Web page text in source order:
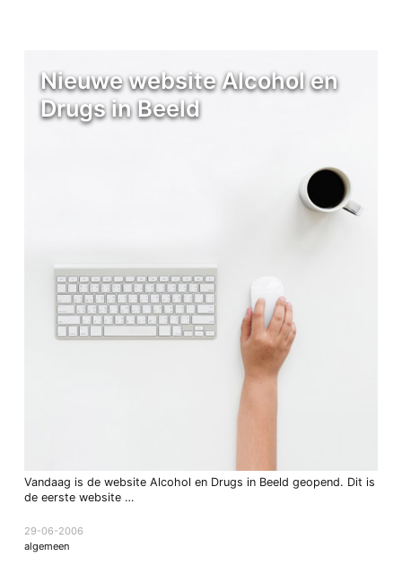
Nieuwe website Alcohol en
Drugs in Beeld
Vandaag is de website Alcohol en Drugs in Beeld geopend. Dit is
de eerste website …
29-06-2006
algemeen